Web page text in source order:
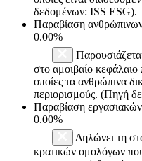
δεδομένων: ISS ESG).
Παραβίαση
0.00%
στο αμοιβαίο κεφάλαιο
οποίες τα ανθρώπινα
περιορισμούς. (Πηγή
Παραβίαση
0.00%
Δηλώνει τη
κρατικών ομολόγων